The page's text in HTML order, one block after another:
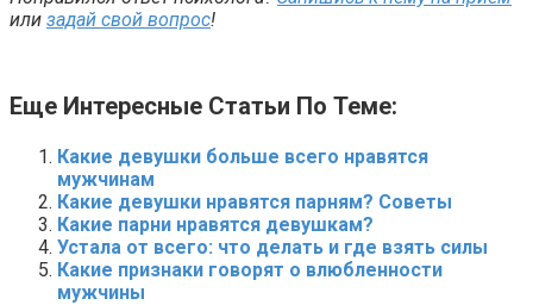
или задай свой вопрос!
Еще Интересные Статьи По Теме:
Какие девушки больше всего нравятся
мужчинам
Какие девушки нравятся парням? Советы
Какие парни нравятся девушкам?
Устала от всего: что делать и где взять силы
Какие признаки говорят о влюбленности
мужчины